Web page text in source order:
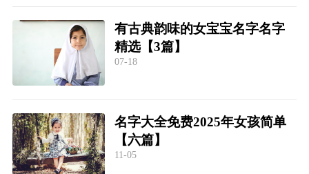
有古典韵味的女宝宝名字名字
精选【3篇】
07-18
名字大全免费2025年女孩简单
【六篇】
11-05